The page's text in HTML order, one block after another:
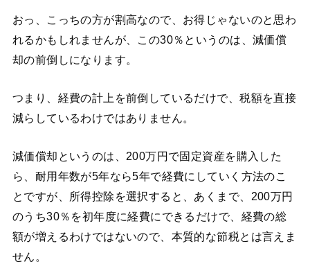
おっ、こっちの方が割高なので、お得じゃないのと思わ
れるかもしれませんが、この30％というのは、減価償
却の前倒しになります。
つまり、経費の計上を前倒しているだけで、税額を直接
減らしているわけではありません。
減価償却というのは、200万円で固定資産を購入した
ら、耐用年数が5年なら5年で経費にしていく方法のこ
とですが、所得控除を選択すると、あくまで、200万円
のうち30％を初年度に経費にできるだけで、経費の総
額が増えるわけではないので、本質的な節税とは言えま
せん。